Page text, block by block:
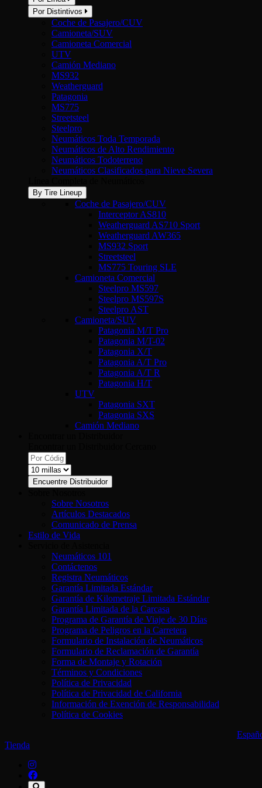
Por Distintivos
Coche de Pasajero/CUV
Camioneta/SUV
Camioneta Comercial
UTV
Camión Mediano
MS932
Weatherguard
Patagonia
MS775
Streetsteel
Steelpro
Neumáticos Toda Temporada
Neumáticos de Alto Rendimiento
Neumáticos Todoterreno
Neumáticos Clasificados para Nieve Severa
By Tire Lineup
Coche de Pasajero/CUV
Interceptor AS810
Weatherguard AS710 Sport
Weatherguard AW365
MS932 Sport
Streetsteel
MS775 Touring SLE
Camioneta Comercial
Steelpro MS597
Steelpro MS597S
Steelpro AST
Camioneta/SUV
Patagonia M/T Pro
Patagonia M/T-02
Patagonia X/T
Patagonia A/T Pro
Patagonia A/T R
Patagonia H/T
UTV
Patagonia SXT
Patagonia SXS
Camión Mediano
Encuentre Distribuidor
Sobre Nosotros
Artículos Destacados
Comunicado de Prensa
Estilo de Vida
Neumáticos 101
Contáctenos
Registra Neumáticos
Garantía Limitada Estándar
Garantía de Kilometraje Limitada Estándar
Garantía Limitada de la Carcasa
Programa de Garantía de Viaje de 30 Días
Programa de Peligros en la Carretera
Formulario de Instalación de Neumáticos
Formulario de Reclamación de Garantía
Forma de Montaje y Rotación
Términos y Condiciones
Política de Privacidad
Política de Privacidad de California
Información de Exención de Responsabilidad
Política de Cookies
Tienda